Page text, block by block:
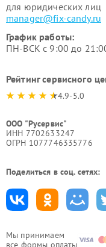
Мы принимаем
все формы оплаты
для юридических лиц
manager@fix-candy.ru
График работы:
ПН-ВСК с 9:00 до
Рейтинг сервисного
4.9-5.0
ООО "Русервис"
ИНН 7702633247
ОГРН 1077746335776
Поделиться в соц. сетях: